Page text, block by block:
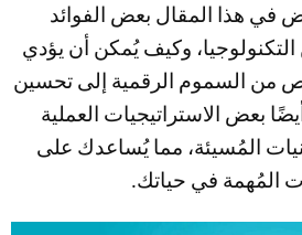
في هذا المقال بعض الفوائد
التكنولوجيا، وكيف يُمكن أن يؤدي
من السموم الرقمية إلى تحسين
بعض الاستراتيجيات العملية
المُسيئة، مما يُساعدك على
المُهمة في حياتك.